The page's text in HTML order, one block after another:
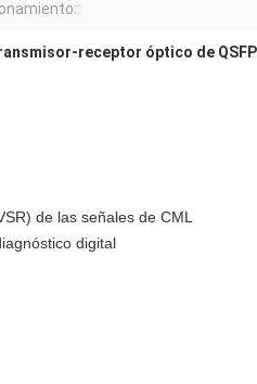
receptor óptico de
de las señales de CML
digital